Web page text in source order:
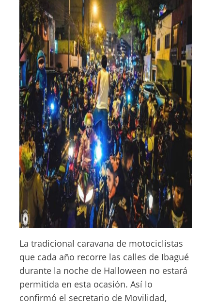
La tradicional caravana de motociclistas
que cada año recorre las calles de Ibagué
durante la noche de Halloween no estará
permitida en esta ocasión. Así lo
confirmó el secretario de Movilidad,